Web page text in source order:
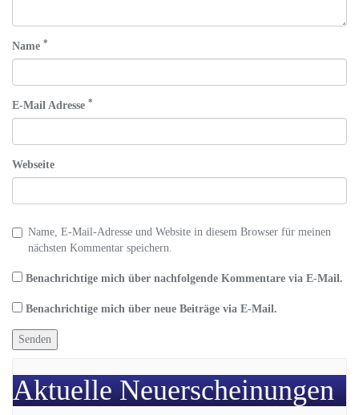
Name *
E-Mail Adresse *
Webseite
Name, E-Mail-Adresse und Website in diesem Browser für meinen
nächsten Kommentar speichern.
Benachrichtige mich über nachfolgende Kommentare via E-Mail.
Benachrichtige mich über neue Beiträge via E-Mail.
Aktuelle Neuerscheinungen